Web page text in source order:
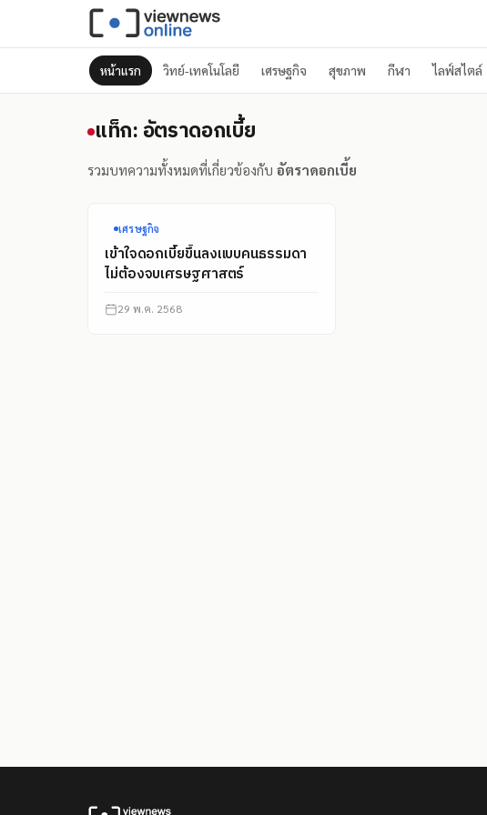
หน้าแรก วิทย์-เทคโนโลยี เศรษฐกิจ สุขภาพ กีฬา ไลฟ์สไตล์
แท็ก: อัตราดอกเบี้ย
แท็ก: อัตราดอกเบี้ย
รวมบทความทั้งหมดที่เกี่ยวข้องกับ อัตราดอกเบี้ย
เศรษฐกิจ
เข้าใจดอกเบี้ยขึ้นลงแบบคนธรรมดา
ไม่ต้องจบเศรษฐศาสตร์
29 พ.ค. 2568